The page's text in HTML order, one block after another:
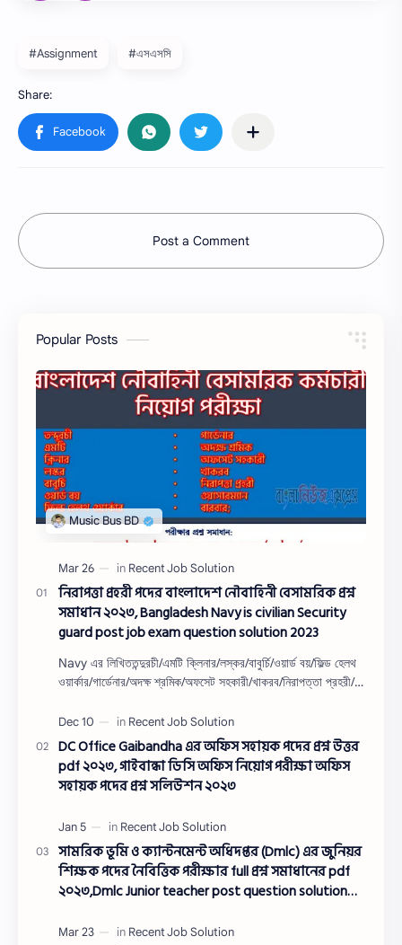
#Assignment #এসএসসি
Post a Comment
Popular Posts
নিরাপত্তা প্রহরী পদের বাংলাদেশ নৌবাহিনী বেসামরিক প্রশ্ন
সমাধান ২০২৩, Bangladesh Navy is civilian Security
guard post job exam question solution 2023
Navy এর লিখিততন্দুরচী/এমটি ক্লিনার/লস্কর/বাবুর্চি/ওয়ার্ড বয়/ফিল্ড হেলথ
ওয়ার্কার/গার্ডেনার/অদক্ষ শ্রমিক/অফসেট সহকারী/খাকরব/নিরাপত্তা প্রহরী/
DC Office Gaibandha এর অফিস সহায়ক পদের প্রশ্ন উত্তর
pdf ২০২৩, গাইবান্ধা ডিসি অফিস নিয়োগ পরীক্ষা অফিস
সহায়ক পদের প্রশ্ন সলিউশন ২০২৩
সামরিক ভূমি ও ক্যান্টনমেন্ট অধিদপ্তর (Dmlc) এর জুনিয়র
শিক্ষক পদের নৈবিত্তিক পরীক্ষার full প্রশ্ন সমাধানের pdf
২০২৩,Dmlc Junior teacher post question solution
সমাধান ২০২৩